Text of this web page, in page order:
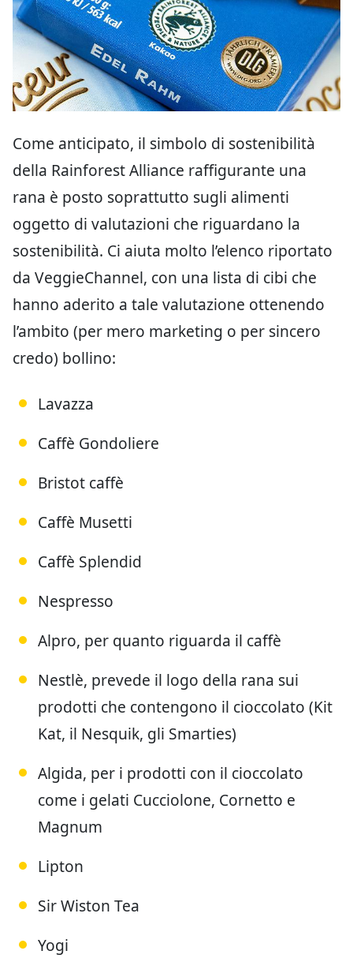
Come anticipato, il simbolo di sostenibilità
della Rainforest Alliance raffigurante una
rana è posto soprattutto sugli alimenti
oggetto di valutazioni che riguardano la
sostenibilità. Ci aiuta molto l’elenco riportato
da VeggieChannel, con una lista di cibi che
hanno aderito a tale valutazione ottenendo
l’ambito (per mero marketing o per sincero
credo) bollino:
Lavazza
Caffè Gondoliere
Bristot caffè
Caffè Musetti
Caffè Splendid
Nespresso
Alpro, per quanto riguarda il caffè
Nestlè, prevede il logo della rana sui
prodotti che contengono il cioccolato (Kit
Kat, il Nesquik, gli Smarties)
Algida, per i prodotti con il cioccolato
come i gelati Cucciolone, Cornetto e
Magnum
Lipton
Sir Wiston Tea
Yogi